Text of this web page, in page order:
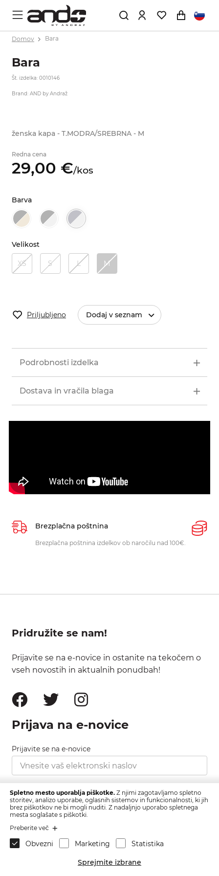
Domov Bara
Bara
Št. izdelka: 0010146
Brand: AND by Andraž
ženska kapa - T.MODRA/SREBRNA - M
Redna cena
29,00 €/kos
Barva
Velikost
XS S L M
Priljubljeno Dodaj v seznam
Podrobnosti izdelka
Dostava in vračila blaga
Brezplačna poštnina
Brezplačna poštnina izdelkov ob naročilu nad 100€.
Pridružite se nam!
Prijavite se na e-novice in ostanite na tekočem o
vseh novostih in aktualnih ponudbah!
Prijava na e-novice
Prijavite se na e-novice
Strinjam se s pravilnikom zasebnosti, ki ga najdete
tukaj.
Spletno mesto uporablja piškotke. Z njimi zagotavljamo spletno
storitev, analizo uporabe, oglasnih sistemov in funkcionalnosti, ki jih
brez piškotkov ne bi mogli nuditi. Z nadaljnjo uporabo spletnega
mesta soglašate s piškotki.
Preberite več
Obvezni Marketing Statistika
Sprejmite izbrane